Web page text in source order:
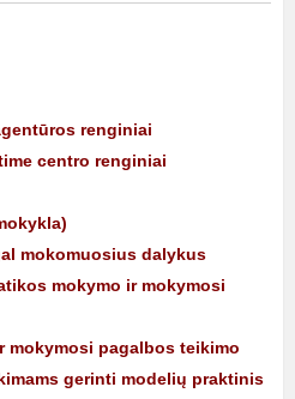
renginiai
centro renginiai
mokomuosius dalykus
mokymo ir mokymosi
mokymosi pagalbos teikimo
gerinti modelių praktinis